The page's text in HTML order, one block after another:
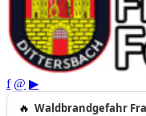
f @ ▶
🔥 Waldbrandgefahr